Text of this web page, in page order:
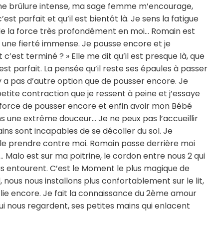
brûlure intense, ma sage femme m’encourage,
parfait et qu’il est bientôt là. Je sens la fatigue
la force très profondément en moi… Romain est
fierté immense. Je pousse encore et je
terminé ? » Elle me dit qu’il est presque là, que
parfait. La pensée qu’il reste ses épaules à passer
a pas d’autre option que de pousser encore. Je
contraction que je ressent à peine et j’essaye
de pousser encore et enfin avoir mon Bébé
une extrême douceur… Je ne peux pas l’accueillir
sont incapables de se décoller du sol. Je
prendre contre moi. Romain passe derrière moi
Malo est sur ma poitrine, le cordon entre nous 2 qui
entourent. C’est le Moment le plus magique de
nous installons plus confortablement sur le lit,
encore. Je fait la connaissance du 2ème amour
nous regardent, ses petites mains qui enlacent